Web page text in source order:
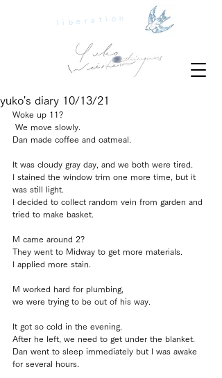
liberation
yuko's diary 10/13/21
Woke up 11?
We move slowly.
Dan made coffee and oatmeal.
It was cloudy gray day, and we both were tired.
I stained the window trim one more time, but it
was still light.
I decided to collect random vein from garden and
tried to make basket.
M came around 2?
They went to Midway to get more materials.
I applied more stain.
M worked hard for plumbing,
we were trying to be out of his way.
It got so cold in the evening.
After he left, we need to get under the blanket.
Dan went to sleep immediately but I was awake
for several hours.